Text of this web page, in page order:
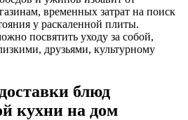
временных затрат на поиск
у раскаленной плиты.
посвятить уходу за собой,
друзьями, культурному
блюд
кухни на дом